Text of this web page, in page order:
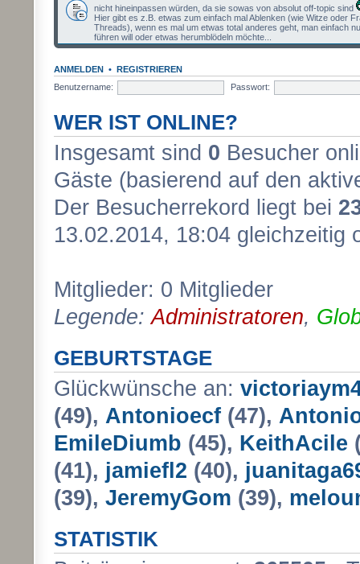
nicht hineinpassen würden, da sie sowas von absolut off-topic sind
Hier gibt es z.B. etwas zum einfach mal Ablenken (wie Witze oder
Threads), wenn es mal um etwas total anderes geht, man einfach
führen will oder etwas herumblödeln möchte...
ANMELDEN • REGISTRIEREN
Benutzername:
Passwort:
WER IST ONLINE?
Insgesamt sind 0 Besucher
Gäste (basierend auf den
Der Besucherrekord liegt bei
13.02.2014, 18:04 gleichzeitig
Mitglieder: 0 Mitglieder
Legende:Administratoren,
GEBURTSTAGE
Glückwünsche an:
(49), Antonioecf (47),
EmileDiumb (45), KeithAcile
(41), jamiefl2 (40),
(39), JeremyGom (39),
STATISTIK